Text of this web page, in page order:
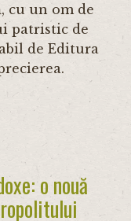
cu un om de
patristic de
de Editura
o nouă